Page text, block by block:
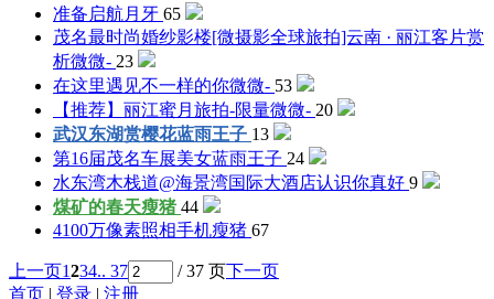
准备启航 月牙 65
茂名最时尚婚纱影楼[微摄影全球旅拍]云南 · 丽江客片赏
析微微- 23
在这里遇见不一样的你微微- 53
【推荐】丽江蜜月旅拍-限量微微- 20
武汉东湖赏樱花蓝雨王子 13
第16届茂名车展美女蓝雨王子 24
水东湾木栈道@海景湾国际大酒店认识你真好 9
煤矿的春天瘦猪 44
4100万像素照相手机瘦猪 67
上一页1234.. 37 / 37 页下一页
首页 | 登录 | 注册